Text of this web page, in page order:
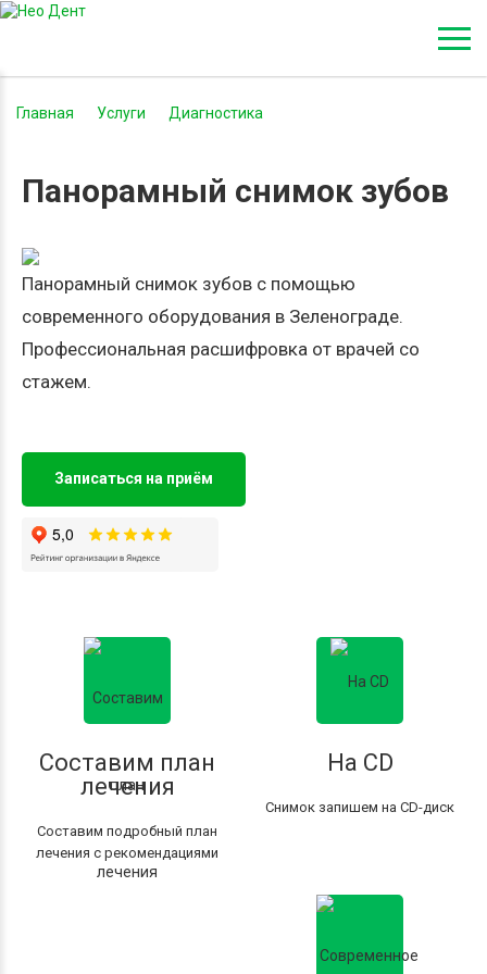
Главная Услуги Диагностика
Панорамный снимок зубов
Панорамный снимок зубов с помощью
современного оборудования в Зеленограде.
Профессиональная расшифровка от врачей со
стажем.
Записаться на приём
Составим план
лечения
Составим подробный план
лечения с рекомендациями
На CD
Снимок запишем на CD-диск